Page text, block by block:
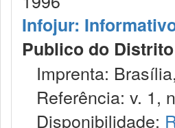
Infojur:
Publico do
Imprenta:
Referência: v. 1,
Disponibilidade: